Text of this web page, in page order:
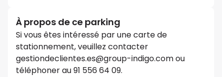
À propos de ce parking
Si vous êtes intéressé par une carte de
stationnement, veuillez contacter
gestiondeclientes.es@group-indigo.com ou
téléphoner au 91 556 64 09.